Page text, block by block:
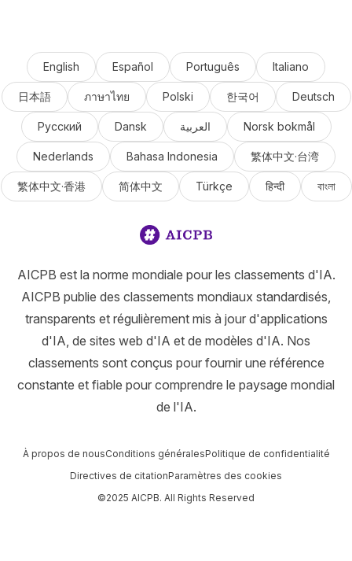
English Español Português Italiano
日本語 ภาษาไทย Polski 한국어 Deutsch
Русский Dansk العربية Norsk bokmål
Nederlands Bahasa Indonesia 繁体中文·台湾
繁体中文·香港 简体中文 Türkçe हिन्दी বাংলা
AICPB est la norme mondiale pour les classements d'IA.
AICPB publie des classements mondiaux standardisés,
transparents et régulièrement mis à jour d'applications
d'IA, de sites web d'IA et de modèles d'IA. Nos
classements sont conçus pour fournir une référence
constante et fiable pour comprendre le paysage mondial
de l'IA.
À propos de nousConditions généralesPolitique de confidentialité
Directives de citationParamètres des cookies
©2025 AICPB. All Rights Reserved